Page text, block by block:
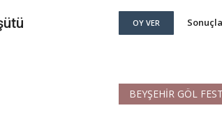
OY VER
BEYŞEHİR GÖL